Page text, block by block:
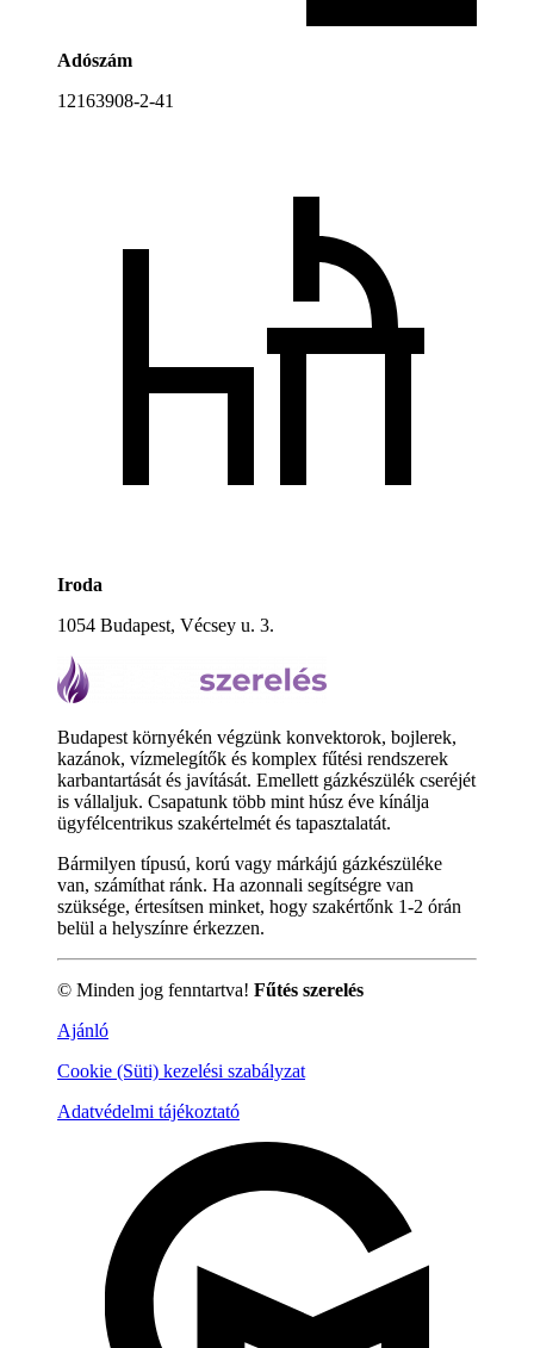
Adószám
12163908-2-41
Iroda
1054 Budapest, Vécsey u. 3.
Budapest környékén végzünk konvektorok, bojlerek,
kazánok, vízmelegítők és komplex fűtési rendszerek
karbantartását és javítását. Emellett gázkészülék cseréjét
is vállaljuk. Csapatunk több mint húsz éve kínálja
ügyfélcentrikus szakértelmét és tapasztalatát.
Bármilyen típusú, korú vagy márkájú gázkészüléke
van, számíthat ránk. Ha azonnali segítségre van
szüksége, értesítsen minket, hogy szakértőnk 1-2 órán
belül a helyszínre érkezzen.
© Minden jog fenntartva! Fűtés szerelés
Ajánló
Cookie (Süti) kezelési szabályzat
Adatvédelmi tájékoztató